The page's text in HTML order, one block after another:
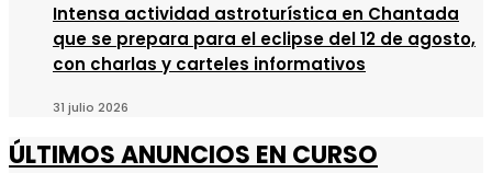
Intensa actividad astroturística en Chantada
que se prepara para el eclipse del 12 de agosto,
con charlas y carteles informativos
31 julio 2026
ÚLTIMOS ANUNCIOS EN CURSO